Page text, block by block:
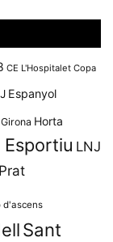
CE L'Hospitalet Copa
Espanyol
Girona Horta
Esportiu LNJ
Prat
d'ascens
Sant